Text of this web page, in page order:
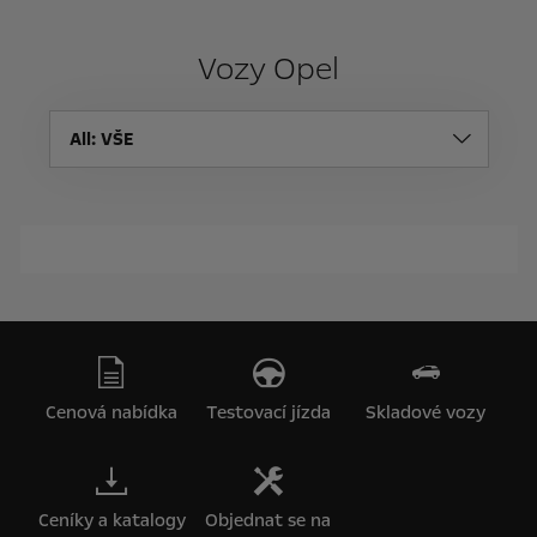
Vozy Opel
All: VŠE
Cenová nabídka Testovací jízda Skladové vozy
Ceníky a katalogy
Objednat se na